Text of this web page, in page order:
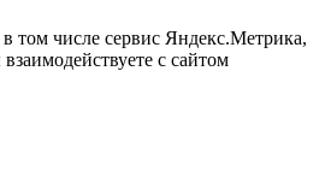
том числе сервис Яндекс.Метрика,
с сайтом